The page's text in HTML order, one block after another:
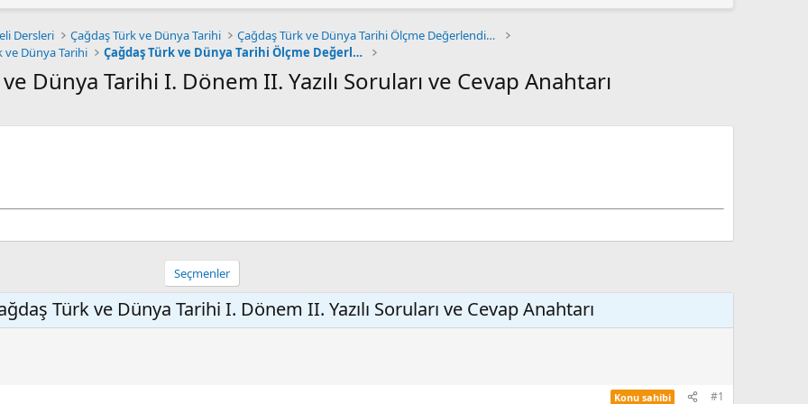
Tercihlerin AlınmasıGEÇİŞ TERCİH VE YERLEŞTİRME KILAVUZU" YAYIMLANDI
MERKEZÎ SINAV SONUÇLARI AÇIKLANDI
BECERİ ODAKLI ÖLÇME YAKLAŞIMI, BİLİMSEL ARAŞTIRMAYLA DESTEKLENDİ
Kurulu geleceğin mesleklerine göre yükseköğretimi yeniden yapılandırıyor
Sınavı (2026-YKS): Değerlendirme İşlemleri
PASAPORT BAŞVURU İŞLEMLERİ ELEKTRONİK ORTAMA TAŞINDI
ÖĞRENCİLERİ İÇİN "YAZ TATİLİ REHBERİ" YAYIMLANDI
ÇALIŞMALARI BAŞLIYOR
Dersleri Çağdaş Türk ve Dünya Tarihi
Çağdaş Türk ve Dünya Tarihi Ölçme Değerlendirme
ve Dünya Tarihi Çağdaş Türk ve Dünya Tarihi Ölçme Değerlendirme
Dünya Tarihi I. Dönem II. Yazılı Soruları ve Cevap Anahtarı
Seçmenler
Türk ve Dünya Tarihi I. Dönem II. Yazılı Soruları ve Cevap Anahtarı
Konu sahibi #1